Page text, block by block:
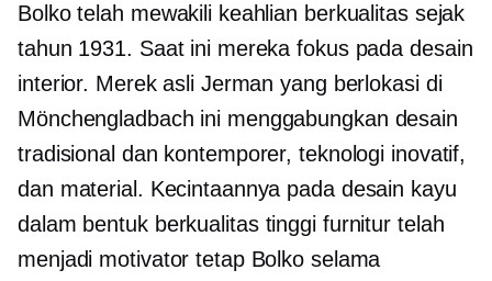
Bolko telah mewakili keahlian berkualitas sejak
tahun 1931. Saat ini mereka fokus pada desain
interior. Merek asli Jerman yang berlokasi di
Mönchengladbach ini menggabungkan desain
tradisional dan kontemporer, teknologi inovatif,
dan material. Kecintaannya pada desain kayu
dalam bentuk berkualitas tinggifurnitur telah
menjadi motivator tetap Bolko selama